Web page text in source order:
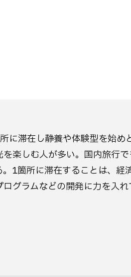
に滞在し静養や体験型を始め
楽しむ人が多い。国内旅行
1箇所に滞在することは、
グラムなどの開発に力を入れ